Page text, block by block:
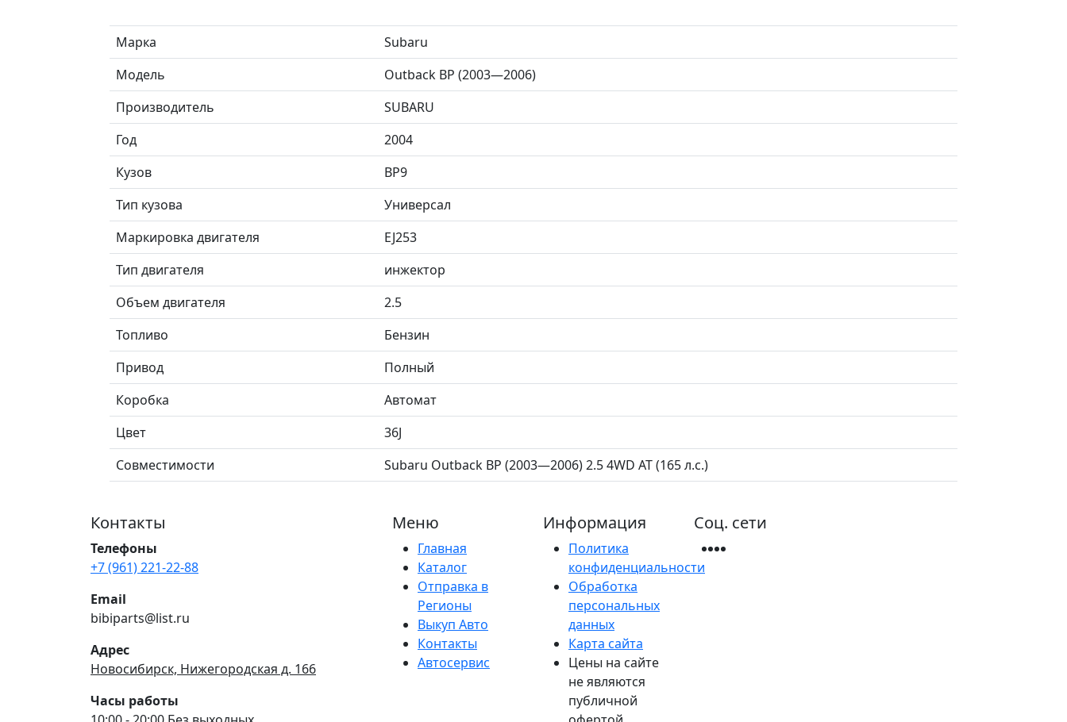
Марка
Subaru
Модель
Outback BP (2003—2006)
Производитель
SUBARU
Год
2004
Кузов
BP9
Тип кузова
Универсал
Маркировка двигателя
EJ253
Тип двигателя
инжектор
Объем двигателя
2.5
Топливо
Бензин
Привод
Полный
Коробка
Автомат
Цвет
36J
Совместимости
Subaru Outback BP (2003—2006) 2.5 4WD AT (165 л.с.)
Контакты
Телефоны
+7 (961) 221-22-88
Email
bibiparts@list.ru
Адрес
Новосибирск, Нижегородская д. 166
Часы работы
Меню
Главная
Каталог
Отправка в
Регионы
Выкуп Авто
Контакты
Автосервис
Информация
Политика
конфиденциальности
Обработка
персональных
данных
Карта сайта
Цены на сайте
не являются
публичной
Соц. сети